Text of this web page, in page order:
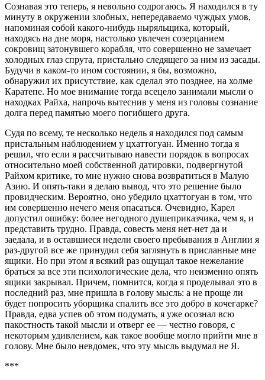
Сознавая это теперь, я невольно содрогаюсь. Я находился в ту
минуту в окружении злобных, непередаваемо чуждых умов,
напоминая собой какого‑нибудь ныряльщика, который,
находясь на дне моря, настолько увлечен созерцанием
сокровищ затонувшего корабля, что совершенно не замечает
холодных глаз спрута, пристально следящего за ним из засады.
Будучи в каком‑то ином состоянии, я бы, возможно,
обнаружил их присутствие, как сделал это позднее, на холме
Каратепе. Но мое внимание тогда всецело занимали мысли о
находках Райха, напрочь вытеснив у меня из головы сознание
долга перед памятью моего погибшего друга.
Судя по всему, те несколько недель я находился под самым
пристальным наблюдением у цхаттогуан. Именно тогда я
решил, что если я рассчитываю навести порядок в вопросах
относительно моей собственной датировки, подвергнутой
Райхом критике, то мне нужно снова возвратиться в Малую
Азию. И опять‑таки я делаю вывод, что это решение было
провидческим. Вероятно, оно убедило цхаттогуан в том, что
им совершенно нечего меня опасаться. Очевидно, Карел
допустил ошибку: более негодного душеприказчика, чем я, и
представить трудно. Правда, совесть меня нет‑нет да и
заедала, и в оставшиеся недели своего пребывания в Англии я
раз‑другой все же принудил себя заглянуть в присланные мне
ящики. Но при этом я всякий раз ощущал такое нежелание
браться за все эти психологические дела, что неизменно опять
ящики закрывал. Причем, помнится, когда я проделывал это в
последний раз, мне пришла в голову мысль: а не проще ли
будет попросить уборщика спалить все это добро в кочегарке?
Правда, едва успев об этом подумать, я уже осознал всю
пакостность такой мысли и отверг ее — честно говоря, с
некоторым удивлением, как такое вообще могло прийти мне в
голову. Мне было невдомек, что эту мысль выдумал не Я.
***